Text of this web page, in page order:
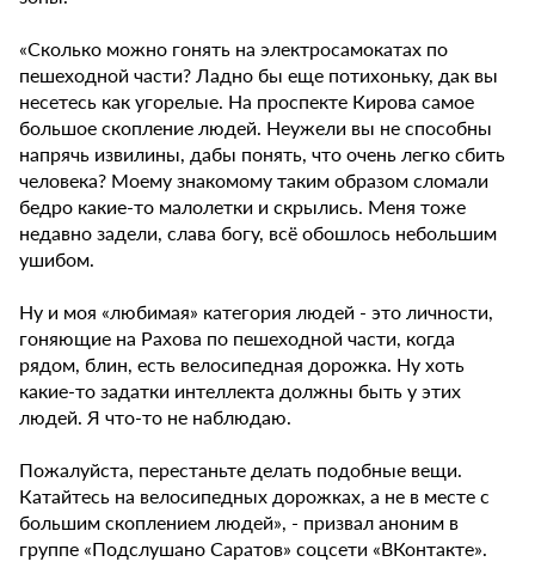
«Сколько можно гонять на электросамокатах по
пешеходной части? Ладно бы еще потихоньку, дак вы
несетесь как угорелые. На проспекте Кирова самое
большое скопление людей. Неужели вы не способны
напрячь извилины, дабы понять, что очень легко сбить
человека? Моему знакомому таким образом сломали
бедро какие-то малолетки и скрылись. Меня тоже
недавно задели, слава богу, всё обошлось небольшим
ушибом.
Ну и моя «любимая» категория людей - это личности,
гоняющие на Рахова по пешеходной части, когда
рядом, блин, есть велосипедная дорожка. Ну хоть
какие-то задатки интеллекта должны быть у этих
людей. Я что-то не наблюдаю.
Пожалуйста, перестаньте делать подобные вещи.
Катайтесь на велосипедных дорожках, а не в месте с
большим скоплением людей», - призвал аноним в
группе «Подслушано Саратов» соцсети «ВКонтакте».